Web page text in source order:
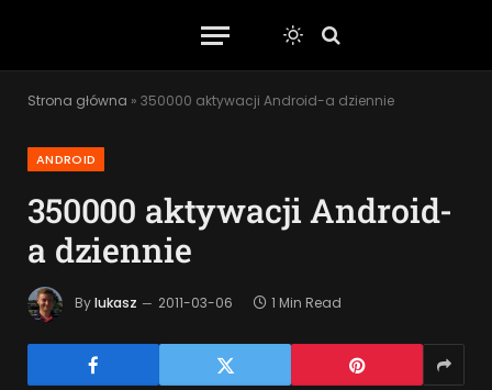
Strona główna » 350000 aktywacji Android-a dziennie
ANDROID
350000 aktywacji Android-
a dziennie
Bylukasz 2011-03-06 1 Min Read